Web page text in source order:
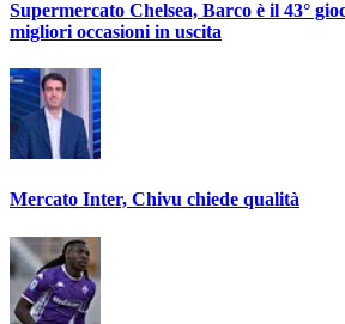
Supermercato Chelsea, Barco è il 43°
migliori occasioni in uscita
Mercato Inter, Chivu chiede qualità